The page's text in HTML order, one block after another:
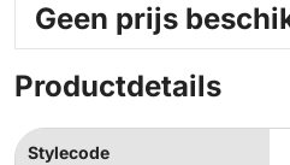
Geen prijs
Productdetails
Stylecode